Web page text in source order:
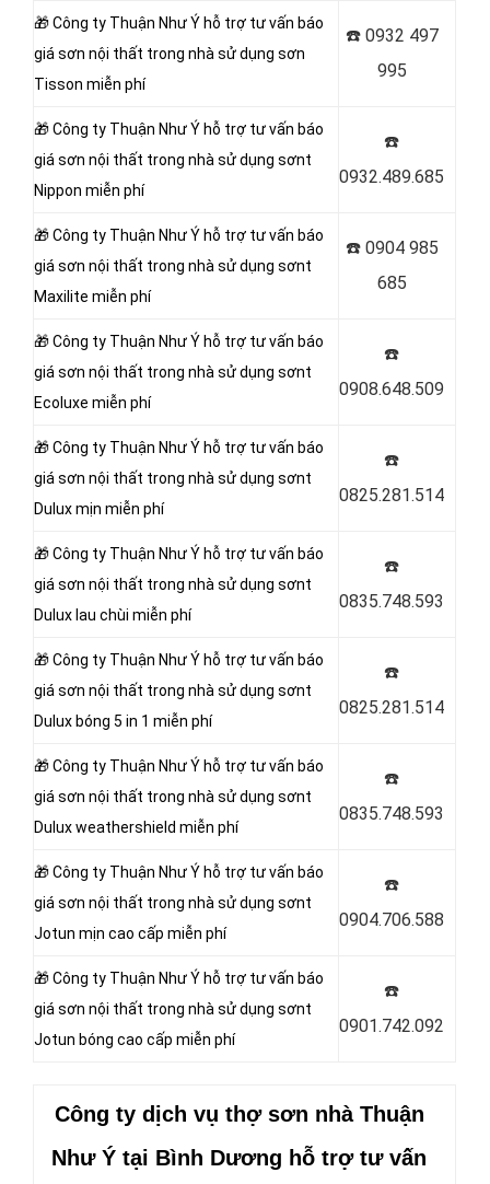
🎁 Công ty Thuận Như Ý hỗ trợ tư vấn báo
giá sơn nội thất trong nhà sử dụng sơn
Tisson miễn phí
☎️0932 497
995
🎁 Công ty Thuận Như Ý hỗ trợ tư vấn báo
giá sơn nội thất trong nhà sử dụng sơnt
Nippon miễn phí
☎️
0932.489.685
🎁 Công ty Thuận Như Ý hỗ trợ tư vấn báo
giá sơn nội thất trong nhà sử dụng sơnt
Maxilite miễn phí
☎️0904 985
685
🎁 Công ty Thuận Như Ý hỗ trợ tư vấn báo
giá sơn nội thất trong nhà sử dụng sơnt
Ecoluxe miễn phí
☎️
0908.648.509
🎁 Công ty Thuận Như Ý hỗ trợ tư vấn báo
giá sơn nội thất trong nhà sử dụng sơnt
Dulux mịn miễn phí
☎️
0825.281.514
🎁 Công ty Thuận Như Ý hỗ trợ tư vấn báo
giá sơn nội thất trong nhà sử dụng sơnt
Dulux lau chùi miễn phí
☎️
0835.748.593
🎁 Công ty Thuận Như Ý hỗ trợ tư vấn báo
giá sơn nội thất trong nhà sử dụng sơnt
Dulux bóng 5 in 1 miễn phí
☎️
0825.281.514
🎁 Công ty Thuận Như Ý hỗ trợ tư vấn báo
giá sơn nội thất trong nhà sử dụng sơnt
Dulux weathershield miễn phí
☎️
0835.748.593
🎁 Công ty Thuận Như Ý hỗ trợ tư vấn báo
giá sơn nội thất trong nhà sử dụng sơnt
Jotun mịn cao cấp miễn phí
☎️
0904.706.588
🎁 Công ty Thuận Như Ý hỗ trợ tư vấn báo
giá sơn nội thất trong nhà sử dụng sơnt
Jotun bóng cao cấp miễn phí
☎️
0901.742.092
Công ty dịch vụ thợ sơn nhà Thuận
Như Ý tại Bình Dương hỗ trợ tư vấn